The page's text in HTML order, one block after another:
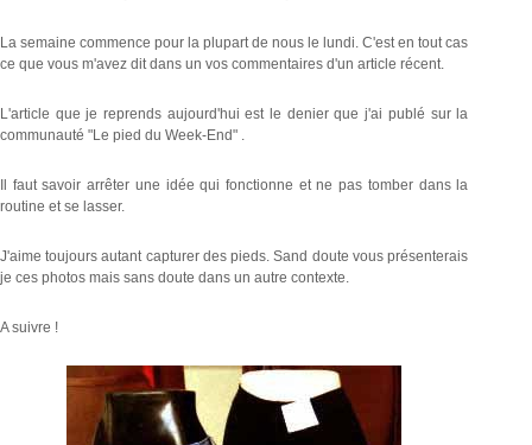
La semaine commence pour la plupart de nous le lundi. C'est en tout cas
ce que vous m'avez dit dans un vos commentaires d'un article récent.
L'article que je reprends aujourd'hui est le denier que j'ai publé sur la
communauté "Le pied du Week-End" .
Il faut savoir arrêter une idée qui fonctionne et ne pas tomber dans la
routine et se lasser.
J'aime toujours autant capturer des pieds. Sand doute vous présenterais
je ces photos mais sans doute dans un autre contexte.
A suivre !